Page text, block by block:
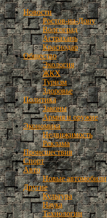
Новости
Ростов-на-Дону
Волгоград
Астрахань
Краснодар
Общество
Экология
ЖКХ
Туризм
Здоровье
Политика
Законы
Армия и оружие
Экономика
Недвижимость
Реклама
Происшествия
Спорт
Авто
Новые автомобили
Другие
Культура
Наука
Технологии